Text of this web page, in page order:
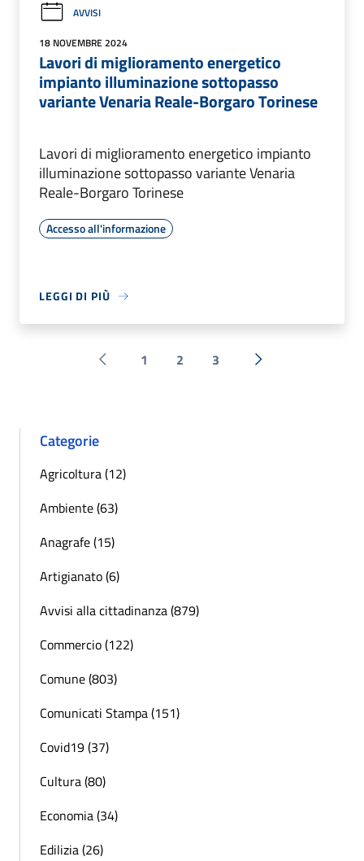
AVVISI
18 NOVEMBRE 2024
Lavori di miglioramento energetico
impianto illuminazione sottopasso
variante Venaria Reale-Borgaro Torinese
Lavori di miglioramento energetico impianto
illuminazione sottopasso variante Venaria
Reale-Borgaro Torinese
Accesso all'informazione
LEGGI DI PIÙ
Pagina precedente
1 2 3 Successiva »
Categorie
Agricoltura (12)
Ambiente (63)
Anagrafe (15)
Artigianato (6)
Avvisi alla cittadinanza (879)
Commercio (122)
Comune (803)
Comunicati Stampa (151)
Covid19 (37)
Cultura (80)
Economia (34)
Edilizia (26)